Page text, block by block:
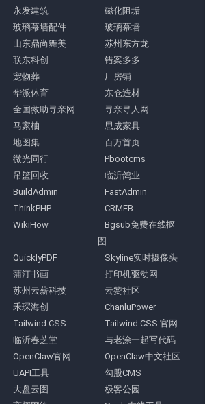
永发建筑
磁化阻垢
玻璃幕墙配件
玻璃幕墙
山东鼎尚舞美
苏州东方龙
联东科创
错案多多
宠物葬
厂房铺
华派体育
东仓造材
全国救助寻亲网
寻亲寻人网
马家柚
思成家具
地图集
百万首页
微光同行
Pbootcms
吊篮回收
临沂鸽业
BuildAdmin
FastAdmin
ThinkPHP
CRMEB
WikiHow
Bgsub免费在线抠
图
QuicklyPDF
Skyline实时摄像头
蒲汀书画
打印机驱动网
苏州云薪科技
云赞社区
禾琛海创
ChanluPower
Tailwind CSS
Tailwind CSS 官网
临沂春芝堂
与老涂一起写代码
OpenClaw官网
OpenClaw中文社区
UAPI工具
勾股CMS
大盘云图
极客公园